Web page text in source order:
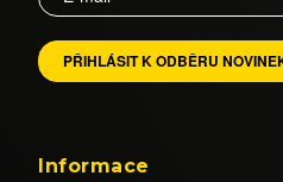
Informace